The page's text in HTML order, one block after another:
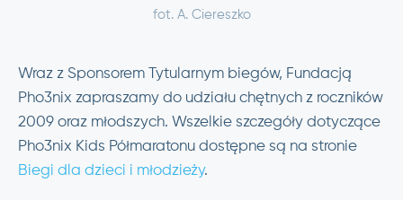
fot. A. Ciereszko
Wraz z Sponsorem Tytularnym biegów, Fundacją
Pho3nix zapraszamy do udziału chętnych z roczników
2009 oraz młodszych. Wszelkie szczegóły dotyczące
Pho3nix Kids Półmaratonu dostępne są na stronie
Biegi dla dzieci i młodzieży.